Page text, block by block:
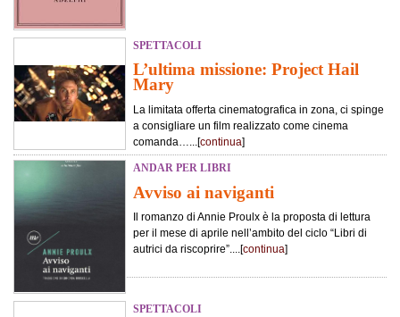
SPETTACOLI
L’ultima missione: Project Hail
Mary
La limitata offerta cinematografica in zona, ci spinge
a consigliare un film realizzato come cinema
comanda…...[continua]
ANDAR PER LIBRI
Avviso ai naviganti
Il romanzo di Annie Proulx è la proposta di lettura
per il mese di aprile nell’ambito del ciclo “Libri di
autrici da riscoprire”....[continua]
SPETTACOLI